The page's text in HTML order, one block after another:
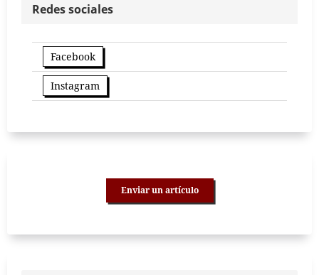
Redes sociales
Facebook
Instagram
Enviar un artículo